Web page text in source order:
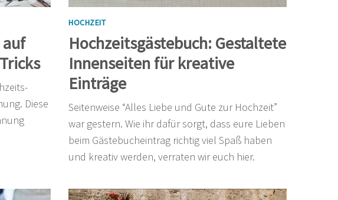
Diese
HOCHZEIT
Hochzeitsgästebuch: Gestaltete
Innenseiten für kreative
Einträge
Seitenweise “Alles Liebe und Gute zur Hochzeit”
war gestern. Wie ihr dafür sorgt, dass eure Lieben
beim Gästebucheintrag richtig viel Spaß haben
und kreativ werden, verraten wir euch hier.